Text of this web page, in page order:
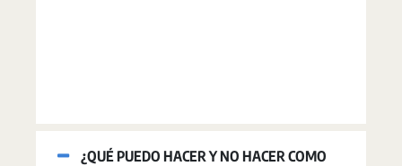
¿QUÉ PUEDO HACER Y NO HACER COMO